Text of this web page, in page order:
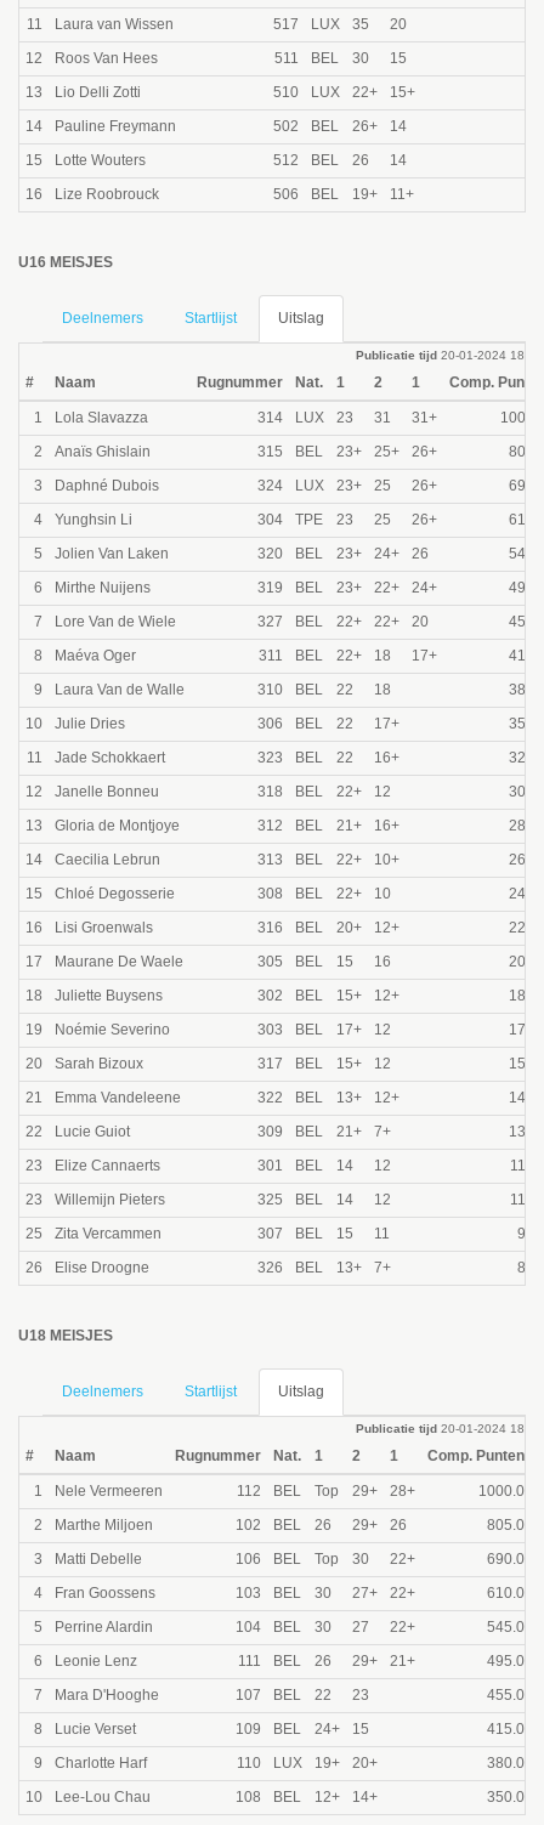
11
Laura van Wissen 517 LUX 35 20
12
Roos Van Hees 511 BEL 30 15
13
Lio Delli Zotti 510 LUX 22+ 15+
14
Pauline Freymann 502 BEL 26+ 14
15
Lotte Wouters 512 BEL 26 14
16
Lize Roobrouck 506 BEL 19+ 11+
U16 MEISJES
Deelnemers Startlijst Uitslag
Publicatie tijd 20-01-2024 18:31
# Naam Rugnummer Nat. 1 2 1 Comp.
1 Lola Slavazza 314 LUX 23 31 31+
2
Anaïs Ghislain 315 BEL 23+ 25+ 26+
3
Daphné Dubois 324 LUX 23+ 25 26+
4
Yunghsin Li 304 TPE 23 25 26+
5
Jolien Van Laken 320 BEL 23+ 24+ 26
6
Mirthe Nuijens 319 BEL 23+ 22+ 24+
7
Lore Van de Wiele 327 BEL 22+ 22+ 20
8
Maéva Oger 311 BEL 22+ 18 17+
9
Laura Van de Walle 310 BEL 22 18
10
Julie Dries 306 BEL 22 17+
11
Jade Schokkaert 323 BEL 22 16+
12
Janelle Bonneu 318 BEL 22+ 12
13
Gloria de Montjoye 312 BEL 21+ 16+
14
Caecilia Lebrun 313 BEL 22+ 10+
15
Chloé Degosserie 308 BEL 22+ 10
16
Lisi Groenwals 316 BEL 20+ 12+
17
Maurane De Waele 305 BEL 15 16
18
Juliette Buysens 302 BEL 15+ 12+
19
Noémie Severino 303 BEL 17+ 12
20
Sarah Bizoux 317 BEL 15+ 12
21
Emma Vandeleene 322 BEL 13+ 12+
22
Lucie Guiot 309 BEL 21+ 7+
23
Elize Cannaerts 301 BEL 14 12
23
Willemijn Pieters 325 BEL 14 12
25
Zita Vercammen 307 BEL 15 11
26
Elise Droogne 326 BEL 13+ 7+
U18 MEISJES
Deelnemers Startlijst Uitslag
Publicatie tijd 20-01-2024 18:31
# Naam Rugnummer Nat. 1 2 1 Comp. Punten
1 Nele Vermeeren 112 BEL Top 29+ 28+ 1000.0
2
Marthe Miljoen 102 BEL 26 29+ 26 805.0
3
Matti Debelle 106 BEL Top 30 22+ 690.0
4
Fran Goossens 103 BEL 30 27+ 22+ 610.0
5
Perrine Alardin 104 BEL 30 27 22+ 545.0
6
Leonie Lenz 111 BEL 26 29+ 21+ 495.0
7
Mara D'Hooghe 107 BEL 22 23 455.0
8
Lucie Verset 109 BEL 24+ 15 415.0
9
Charlotte Harf 110 LUX 19+ 20+ 380.0
10
Lee-Lou Chau 108 BEL 12+ 14+ 350.0